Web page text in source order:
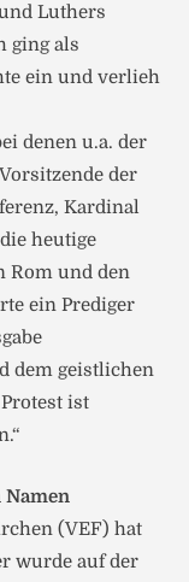
Luthers
ging als
ein und verlieh
denen u.a. der
der
Kardinal
heutige
Rom und den
ein Prediger
dem geistlichen
ist
Namen
(VEF) hat
wurde auf der